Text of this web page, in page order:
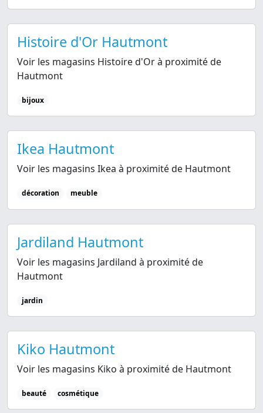
Histoire d'Or Hautmont
Voir les magasins Histoire d'Or à proximité de
Hautmont
bijoux
Ikea Hautmont
Voir les magasins Ikea à proximité de Hautmont
décoration meuble
Jardiland Hautmont
Voir les magasins Jardiland à proximité de
Hautmont
jardin
Kiko Hautmont
Voir les magasins Kiko à proximité de Hautmont
beauté cosmétique